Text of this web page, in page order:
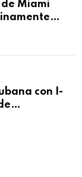
Miami
con I-